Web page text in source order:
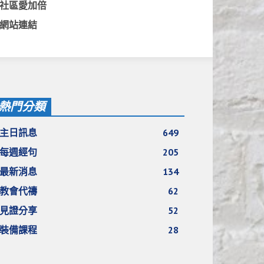
社區愛加倍
網站連結
門分類
主日訊息
649
每週經句
205
最新消息
134
教會代禱
62
見證分享
52
裝備課程
28